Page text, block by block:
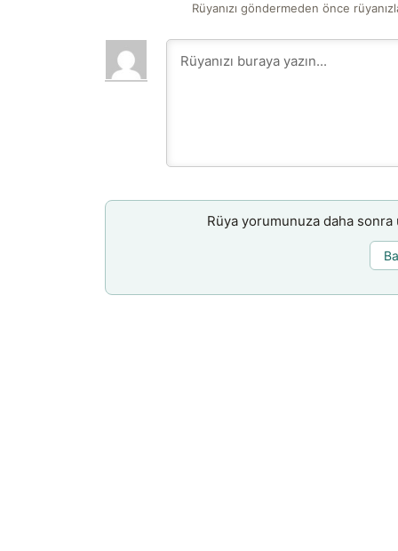
Rüyanızı göndermeden önce
Rüya yorumunuza daha